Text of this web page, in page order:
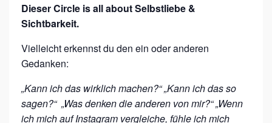
B
E
&
S
I
C
Dieser Circle is all about Selbstliebe &
Sichtbarkeit.
Vielleicht erkennst du den ein oder anderen
Gedanken:
„Kann ich das wirklich machen?“ „Kann ich das so
sagen?“ „Was denken die anderen von mir?“ „Wenn
ich mich auf Instagram vergleiche, fühle ich mich